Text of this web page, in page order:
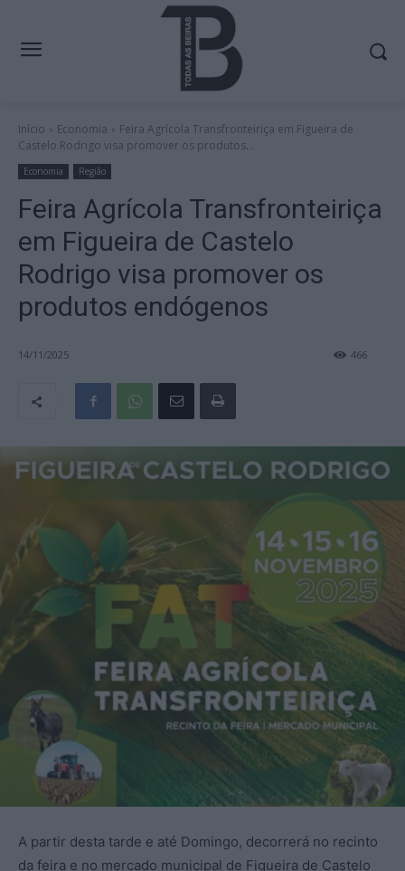
Início Economia
Feira Agrícola Transfronteiriça em Figueira de
Castelo Rodrigo visa promover os produtos...
Economia Região
Feira Agrícola Transfronteiriça
em Figueira de Castelo
Rodrigo visa promover os
produtos endógenos
14/11/2025 466
A partir desta tarde e até Domingo, decorrerá no recinto
da feira e no mercado municipal de Figueira de Castelo